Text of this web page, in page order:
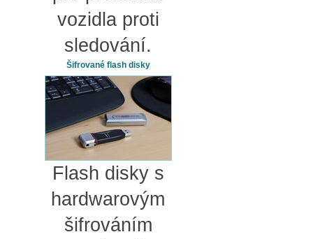
vozidla proti
sledování.
Šifrované flash disky
Flash disky s
hardwarovým
šifrováním